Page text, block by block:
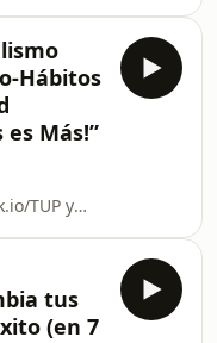
de Tengo
aquí:
d/e/1FAIpQLSdf-
contenido
invitacion
Hábitos
Más!”
TUP y
imagin
e
y
tus
(en 7